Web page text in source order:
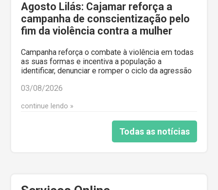
Agosto Lilás: Cajamar reforça a
campanha de conscientização pelo
fim da violência contra a mulher
Campanha reforça o combate à violência em todas
as suas formas e incentiva a população a
identificar, denunciar e romper o ciclo da agressão
03/08/2026
continue lendo
Todas as notícias